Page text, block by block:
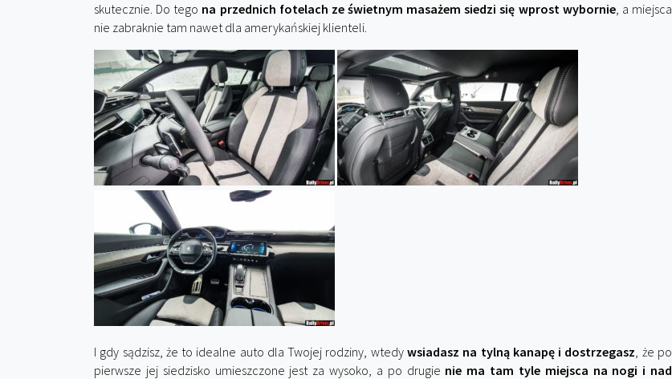
skutecznie. Do tego na przednich fotelach ze świetnym masażem siedzi się wprost wybornie, a miejsca
nie zabraknie tam nawet dla amerykańskiej klienteli.
I gdy sądzisz, że to idealne auto dla Twojej rodziny, wtedywsiadasz na tylną kanapę i dostrzegasz, że po
pierwsze jej siedzisko umieszczone jest za wysoko, a po drugie nie ma tam tyle miejsca na nogi i nad